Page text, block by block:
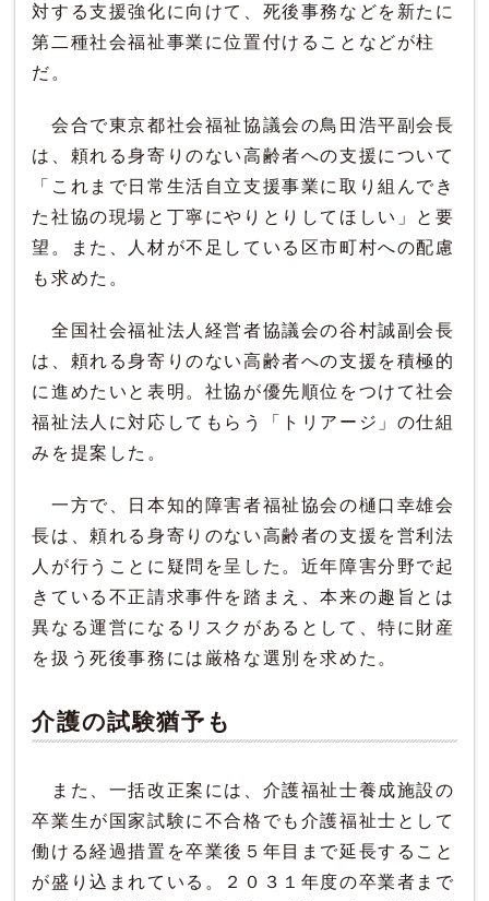
対する支援強化に向けて、死後事務などを新たに
第二種社会福祉事業に位置付けることなどが柱
だ。
会合で東京都社会福祉協議会の鳥田浩平副会長
は、頼れる身寄りのない高齢者への支援について
「これまで日常生活自立支援事業に取り組んでき
た社協の現場と丁寧にやりとりしてほしい」と要
望。また、人材が不足している区市町村への配慮
も求めた。
全国社会福祉法人経営者協議会の谷村誠副会長
は、頼れる身寄りのない高齢者への支援を積極的
に進めたいと表明。社協が優先順位をつけて社会
福祉法人に対応してもらう「トリアージ」の仕組
みを提案した。
一方で、日本知的障害者福祉協会の樋口幸雄会
長は、頼れる身寄りのない高齢者の支援を営利法
人が行うことに疑問を呈した。近年障害分野で起
きている不正請求事件を踏まえ、本来の趣旨とは
異なる運営になるリスクがあるとして、特に財産
を扱う死後事務には厳格な選別を求めた。
介護の試験猶予も
また、一括改正案には、介護福祉士養成施設の
卒業生が国家試験に不合格でも介護福祉士として
働ける経過措置を卒業後５年目まで延長すること
が盛り込まれている。２０３１年度の卒業者まで